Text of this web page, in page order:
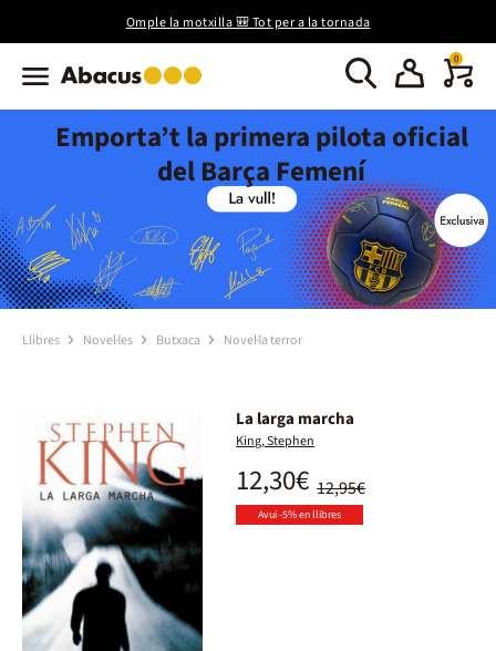
Omple la motxilla 🎒 Tot per a la tornada
0
Emporta’t la primera pilota oficial
del Barça Femení
Llibres Novel·les Butxaca Novel·la terror
La larga marcha
King, Stephen
12,95€
12,30€
Avui -5% en llibres